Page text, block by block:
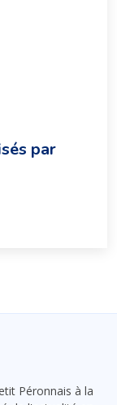
par
Péronnais à la